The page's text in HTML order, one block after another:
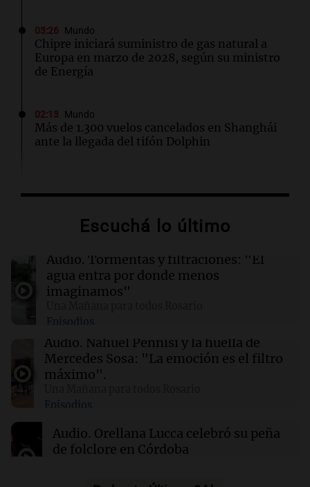
03:26 Mundo
Chipre iniciará suministro de gas natural a
Europa en marzo de 2028, según su ministro
de Energía
02:13 Mundo
Más de 1.300 vuelos cancelados en Shanghái
ante la llegada del tifón Dolphin
Airbnb acelera el lanzamiento de funciones
búsqueda
El Pentágono solicita a la industria de defensa
un aumento en la producción de armas
01:31 Ciencia
Reducir alimentos dulces no disminuye
antojos ni mejora la salud, según estudio
01:29 Mundo
El lago Mead alcanza su nivel más bajo en 90
años, evidenciando la crisis hídrica en EE.UU.
Escuchá lo último
Audio. Tormentas y filtraciones: "El
agua entra por donde menos
imaginamos"
Episodios
Audio. Nahuel Pennisi y la huella de
Mercedes Sosa: "La emoción es el filtro
máximo".
Episodios
Audio. Orellana Lucca celebró su peña
de folclore en Córdoba